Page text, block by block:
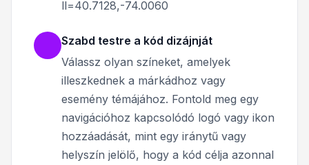
ll=40.7128,-74.0060
Szabd testre a kód dizájnját
Válassz olyan színeket, amelyek
illeszkednek a márkádhoz vagy
esemény témájához. Fontold meg egy
navigációhoz kapcsolódó logó vagy ikon
hozzáadását, mint egy iránytű vagy
helyszín jelölő, hogy a kód célja azonnal